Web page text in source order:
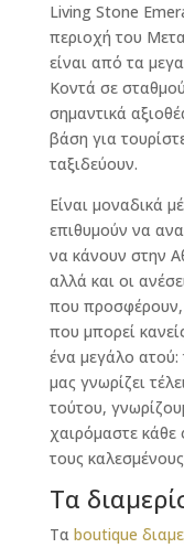
Living Stone
περιοχή του
είναι από τα
Κοντά σε
σημαντικά
βάση για
ταξιδεύουν.
Είναι μοναδικά
επιθυμούν να
να κάνουν στην
αλλά και οι
που προσφέρουν,
που μπορεί
ένα μεγάλο
μας γνωρίζει
τούτου,
χαιρόμαστε
τους
Τα
Τα boutique